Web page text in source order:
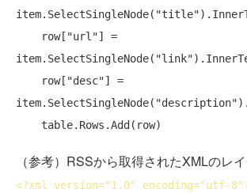
item.SelectSingleNode( "title"
    row[
"url"] =
item.SelectSingleNode( "link"
    row[
"desc"] =
item.SelectSingleNode( "description"
（参考）RSSから取得されたXMLのレ
<?xml version="1.0" encoding="utf-